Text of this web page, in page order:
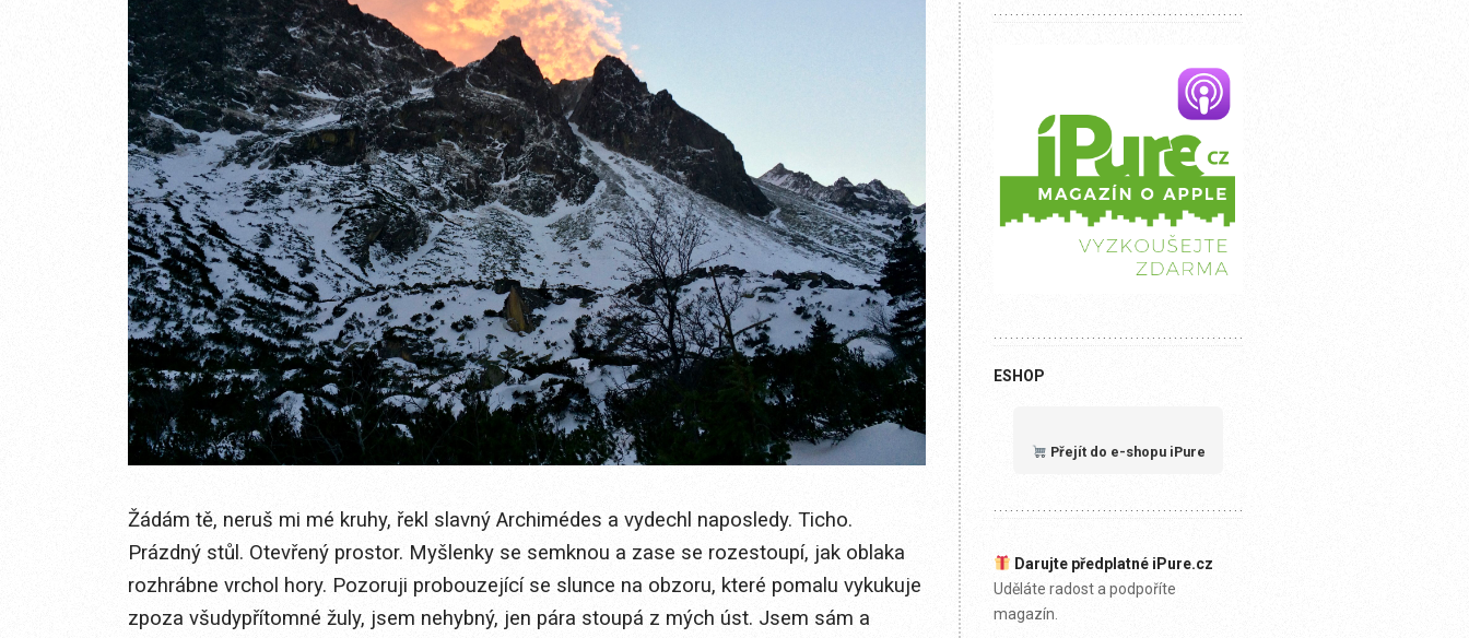
Žádám tě, neruš mi mé kruhy, řekl slavný Archimédes a vydechl naposledy. Ticho.
Prázdný stůl. Otevřený prostor. Myšlenky se semknou a zase se rozestoupí, jak oblaka
rozhrábne vrchol hory. Pozoruji probouzející se slunce na obzoru, které pomalu vykukuje
zpoza všudypřítomné žuly, jsem nehybný, jen pára stoupá z mých úst. Jsem sám a
ESHOP
Přejít do e-shopu iPure
Darujte předplatné iPure.cz
Uděláte radost a podpoříte
magazín.